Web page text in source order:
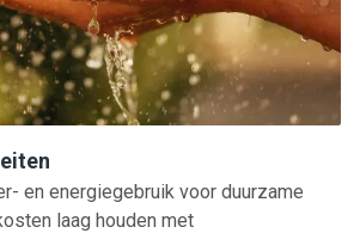
en energiegebruik voor duurzame
laag houden met